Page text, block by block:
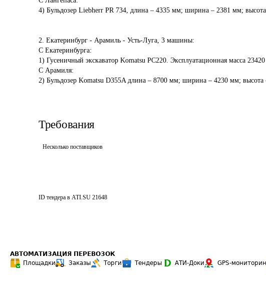
4) Бульдозер Liebherr PR 734, длина – 4335 мм; ширина – 2381 мм;
2. Екатеринбург - Арамиль - Усть-Луга, 3 машины:
С Екатеринбурга:
1) Гусеничный экскаватор Komatsu PC220. Эксплуатационная масса 23420 кг. Длина x
С Арамиля:
Требования
Несколько поставщиков
ID тендера в ATI.SU 21648
АВТОМАТИЗАЦИЯ ПЕРЕВОЗОК
Площадки
Заказы Торги Тендеры АТИ-Доки GPS-